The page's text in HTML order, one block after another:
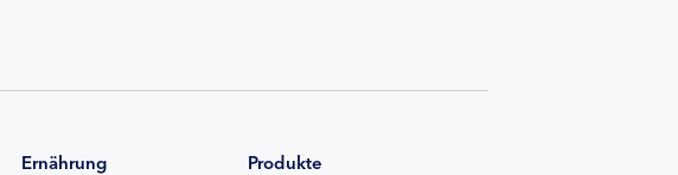
Ernährung Produkte